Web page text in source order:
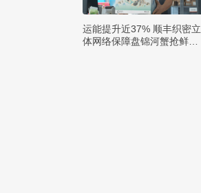
运能提升近37% 顺丰织密立
体网络保障盘锦河蟹抢鲜出